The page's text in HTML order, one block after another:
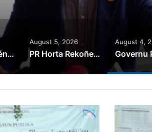
Kazu Transferénsia Osan Millaun 42 Husi Singapura, Advogadu Sei Halo Rekursu
August 5, 2026
PR Horta Rekoñese Timoroan Sira Iha Diáspora Nia Kontribuisaun
August 4,